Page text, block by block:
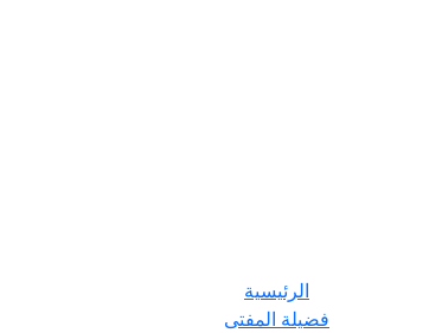
الرئيسية
فضيلة المفتى